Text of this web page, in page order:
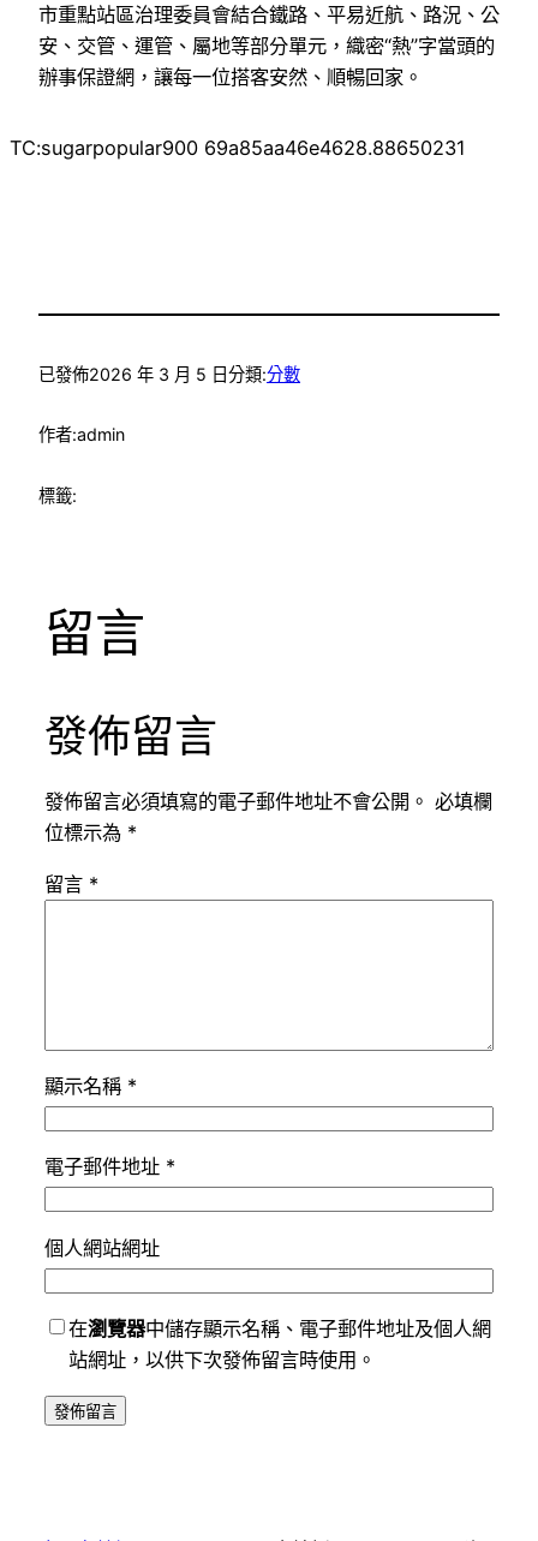
市重點站區治理委員會結合鐵路、平易近航、路況、公
安、交管、運管、屬地等部分單元，織密“熱”字當頭的
辦事保證網，讓每一位搭客安然、順暢回家。
TC:sugarpopular900 69a85aa46e4628.88650231
已發佈2026 年 3 月 5 日分類:分數
作者:admin
標籤:
留言
發佈留言
發佈留言必須填寫的電子郵件地址不會公開。 必填欄
位標示為 *
留言 *
顯示名稱 *
電子郵件地址 *
個人網站網址
在瀏覽器中儲存顯示名稱、電子郵件地址及個人網
站網址，以供下次發佈留言時使用。